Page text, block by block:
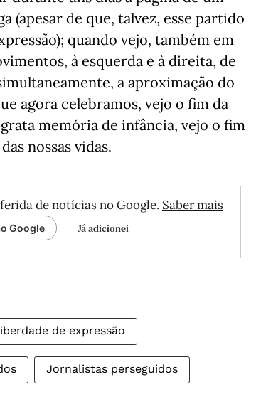
(apesar de que, talvez, esse partido
quando vejo, também em
à esquerda e à direita, de
a aproximação do
agora celebramos, vejo o fim da
memória de infância, vejo o fim
nossas vidas.
de notícias no Google. Saber mais
Google Já adicionei
de expressão
Jornalistas perseguidos